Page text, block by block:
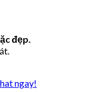
đẹp.
ngay!